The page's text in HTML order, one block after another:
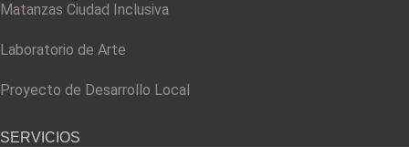
Matanzas Ciudad Inclusiva
Laboratorio de Arte
Proyecto de Desarrollo Local
SERVICIOS